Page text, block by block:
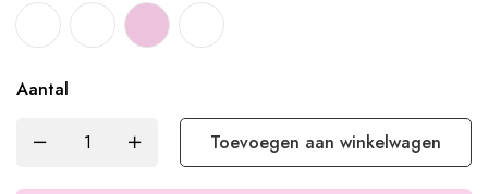
Aantal
Toevoegen aan winkelwagen